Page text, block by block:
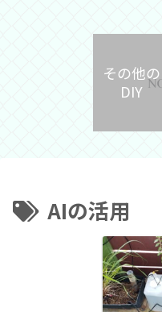
その他の
DIY
AIの活用